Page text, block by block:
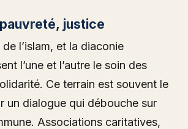
justice
l’islam, et la diaconie
l’une et l’autre le soin des
Ce terrain est souvent le
un dialogue qui débouche sur
Associations caritatives,